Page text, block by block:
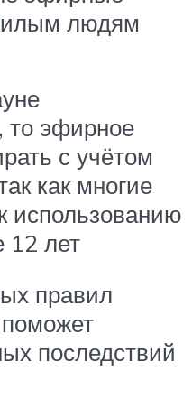
людям
то эфирное
с учётом
как многие
использованию
12 лет
правил
последствий